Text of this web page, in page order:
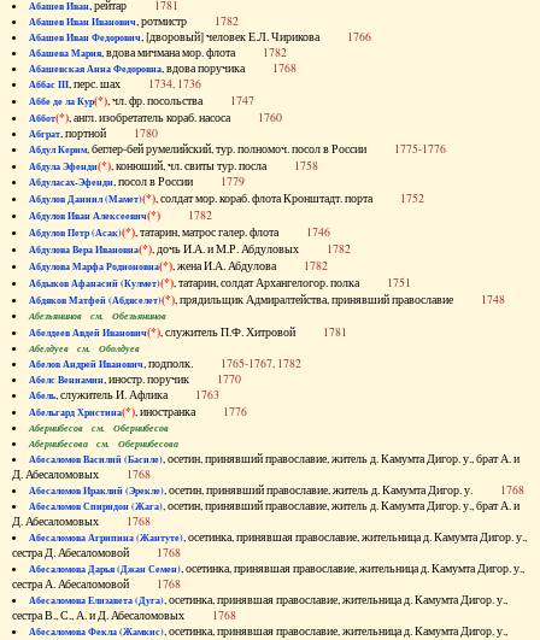
Абашев Иван, рейтар 1781
Абашев Иван Иванович, ротмистр 1782
Абашев Иван Федорович, [дворовый] человек Е.Л. Чирикова 1766
Абашева Мария, вдова мичмана мор. флота 1782
Абашевская Анна Федоровна, вдова поручика 1768
Аббас III, перс. шах 1734, 1736
Аббе де ла Кур(*), чл. фр. посольства 1747
Аббот(*), англ. изобретатель кораб. насоса 1760
Абграт, портной 1780
Абдул Керим, беглер-бей румелийский, тур. полномоч. посол в России 1775-1776
Абдула Эфенди(*), конюший, чл. свиты тур. посла 1758
Абдуласах-Эфенди, посол в России 1779
Абдулов Даниил (Мамет)(*), солдат мор. кораб. флота Кронштадт. порта 1752
Абдулов Иван Алексеевич(*) 1782
Абдулов Петр (Асак)(*), татарин, матрос галер. флота 1746
Абдулова Вера Ивановна(*), дочь И.А. и М.Р. Абдуловых 1782
Абдулова Марфа Родионовна(*), жена И.А. Абдулова 1782
Абдыков Афанасий (Кулмет)(*), татарин, солдат Архангелогор. полка 1751
Абдяков Матфей (Абдяселет)(*), прядильщик Адмиралтейства, принявший православие 1748
Абезьянинов см. Обезьянинов
Абелдеев Авдей Иванович(*), служитель П.Ф. Хитровой 1781
Абелдуев см. Оболдуев
Абелов Андрей Иванович, подполк. 1765-1767, 1782
Абелс Вениамин, иностр. поручик 1770
Абель, служитель И. Афлика 1763
Абельгард Христина(*), иностранка 1776
Абернибесов см. Обернибесов
Абернибесова см. Обернибесова
Абесаломов Василий (Басиле), осетин, принявший православие, житель д. Камумта Дигор. у., брат А. и
Д. Абесаломовых 1768
Абесаломов Ираклий (Эрекле), осетин, принявший православие, житель д. Камумта Дигор. у. 1768
Абесаломов Спиридон (Жага), осетин, принявший православие, житель д. Камумта Дигор. у., брат А. и
Д. Абесаломовых 1768
Абесаломова Агрипина (Жантуте), осетинка, принявшая православие, жительница д. Камумта Дигор. у.,
сестра Д. Абесаломовой 1768
Абесаломова Дарья (Джан Семен), осетинка, принявшая православие, жительница д. Камумта Дигор. у.,
сестра А. Абесаломовой 1768
Абесаломова Елизавета (Дуга), осетинка, принявшая православие, жительница д. Камумта Дигор. у.,
сестра В., С., А. и Д. Абесаломовых 1768
Абесаломова Фекла (Жамкис), осетинка, принявшая православие, жительница д. Камумта Дигор. у.,